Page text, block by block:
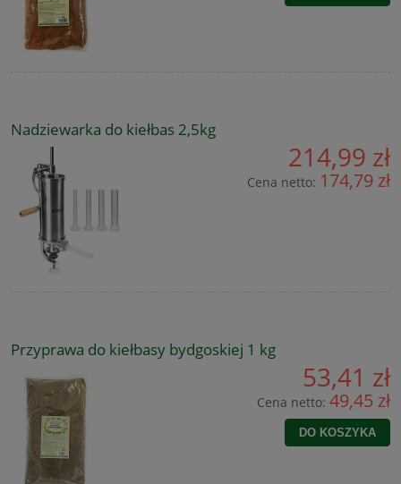
Nadziewarka do kiełbas 2,5kg
214,99 zł
Cena netto: 174,79 zł
Przyprawa do kiełbasy bydgoskiej 1 kg
53,41 zł
Cena netto: 49,45 zł
DO KOSZYKA